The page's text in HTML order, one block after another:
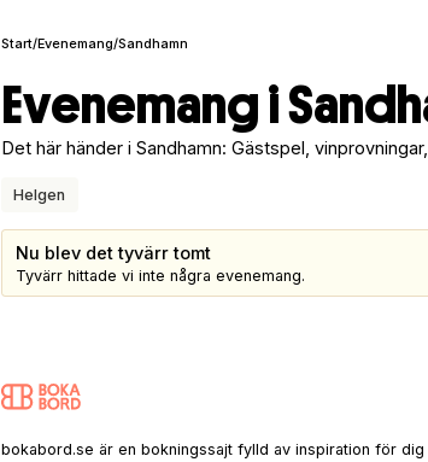
Start/Evenemang/Sandhamn
Evenemang i
Det här händer i Sandhamn: Gästspel,
Helgen
Nu blev det tyvärr tomt
Tyvärr hittade vi inte några evenemang.
bokabord.se är en bokningssajt fylld av inspiration för dig